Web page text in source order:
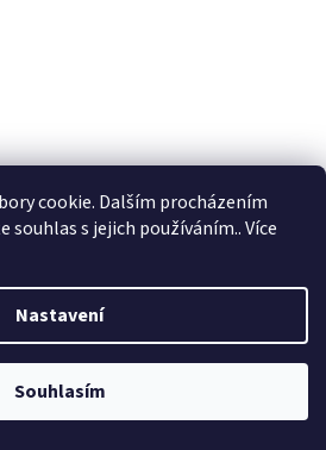
cookie. Dalším procházením
s jejich používáním.. Více
Nastavení
SouhlasímLED svítilna pro zavěšení
stanu, nap. z USB nebo 4x AA